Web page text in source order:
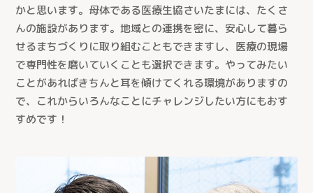
通所リハビリテーション
定期巡回随時対応型訪問介護看護
夜間対応型訪問介護
介護付有料老人ホーム
介護老人保健施設
ケアセンターかがやき（川口市）
ケアステーションかしの木（草加市）
医療生協さいたまふじみ野ケアセンター（ふじみ野市）
ケアセンターすこやか（川口市）
ケアセンターかもがわ（上尾市）
生協介護センターこだま（上里町）
かと思います。母体である医療生協さいたまには、たくさ
んの施設があります。地域との連携を密に、安心して暮ら
せるまちづくりに取り組むこともできますし、医療の現場
で専門性を磨いていくことも選択できます。やってみたい
ことがあればきちんと耳を傾けてくれる環境がありますの
で、これからいろんなことにチャレンジしたい方にもおす
すめです！